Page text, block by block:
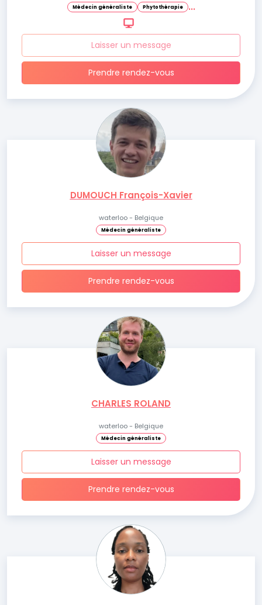
Médecin généraliste Phytothérapie ...
Laisser un message
Prendre rendez-vous
DUMOUCH François-Xavier
waterloo - Belgique
Médecin généraliste
Laisser un message
Prendre rendez-vous
CHARLES ROLAND
waterloo - Belgique
Médecin généraliste
Laisser un message
Prendre rendez-vous